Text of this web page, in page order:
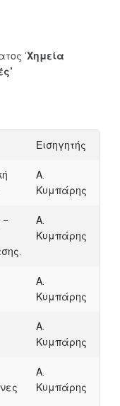
‘Χημεία
Εισηγητής
Α.
Κυμπάρης
–
Α.
Κυμπάρης
Α.
Κυμπάρης
Α.
Κυμπάρης
Α.
Κυμπάρης